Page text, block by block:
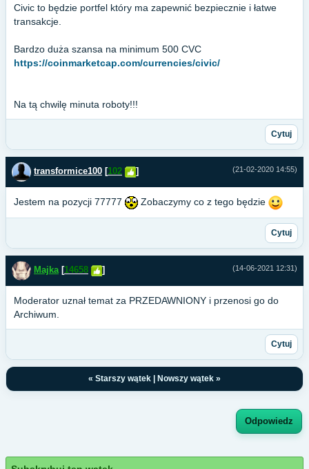
Civic to będzie portfel który ma zapewnić bezpiecznie i łatwe
transakcje.
Bardzo duża szansa na minimum 500 CVC
https://coinmarketcap.com/currencies/civic/
Na tą chwilę minuta roboty!!!
Cytuj
(21-02-2020 14:55)
transformice100 [102 ]
Jestem na pozycji 77777 Zobaczymy co z tego będzie
Cytuj
(14-06-2021 12:31)
Majka [14658 ]
Moderator uznał temat za PRZEDAWNIONY i przenosi go do
Archiwum.
Cytuj
« Starszy wątek | Nowszy wątek »
Odpowiedz